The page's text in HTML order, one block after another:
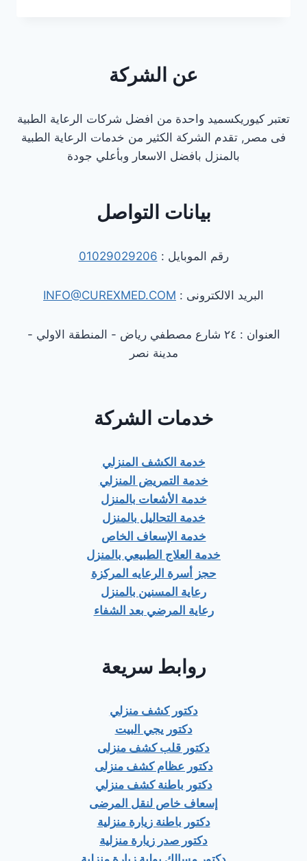
عن الشركة
تعتبر كيوريكسميد واحدة من افضل شركات الرعاية الطبية
فى مصر, تقدم الشركة الكثير من خدمات الرعاية الطبية
بالمنزل بافضل الاسعار وبأعلي جودة
بيانات التواصل
رقم الموبايل : 01029029206
البريد الالكترونى : INFO@CUREXMED.COM
العنوان : ٢٤ شارع مصطفي رياض - المنطقة الاولي -
مدينة نصر
خدمات الشركة
خدمة الكشف المنزلي
خدمة التمريض المنزلي
خدمة الأشعات بالمنزل
خدمة التحاليل بالمنزل
خدمة الإسعاف الخاص
خدمة العلاج الطبيعي بالمنزل
حجز أسرة الرعايه المركزة
رعاية المسنين بالمنزل
رعاية المرضي بعد الشفاء
روابط سريعة
دكتور كشف منزلي
دكتور يجي البيت
دكتور قلب كشف منزلى
دكتور عظام كشف منزلى
دكتور باطنة كشف منزلي
إسعاف خاص لنقل المرضى
دكتور باطنة زيارة منزلية
دكتور صدر زيارة منزلية